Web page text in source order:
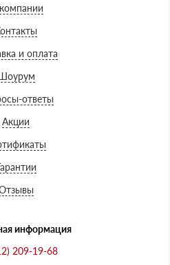
и оплата
ответы
Акции
информация
209-19-68